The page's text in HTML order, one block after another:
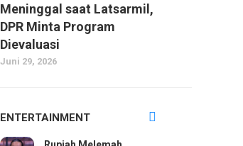
Meninggal saat Latsarmil,
DPR Minta Program
Dievaluasi
Juni 29, 2026
ENTERTAINMENT